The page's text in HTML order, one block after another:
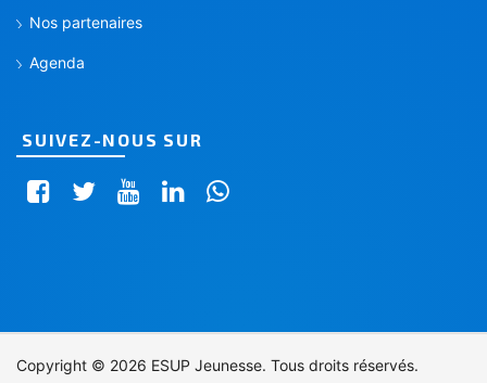
Nos partenaires
Agenda
SUIVEZ-NOUS SUR
Copyright © 2026 ESUP Jeunesse. Tous droits réservés.